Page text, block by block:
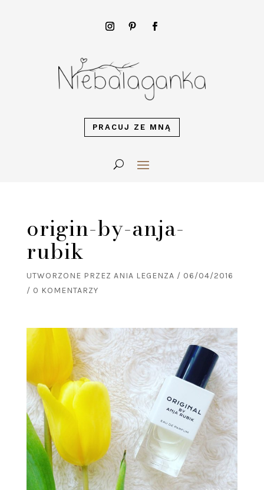
PRACUJ ZE MNĄ
origin-by-anja-
rubik
UTWORZONE PRZEZ ANIA LEGENZA / 06/04/2016
/ 0 KOMENTARZY